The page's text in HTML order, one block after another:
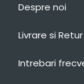
Despre noi
Livrare si Retur
Intrebari